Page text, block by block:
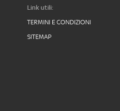
Link utili:
TERMINI E CONDIZIONI
SITEMAP